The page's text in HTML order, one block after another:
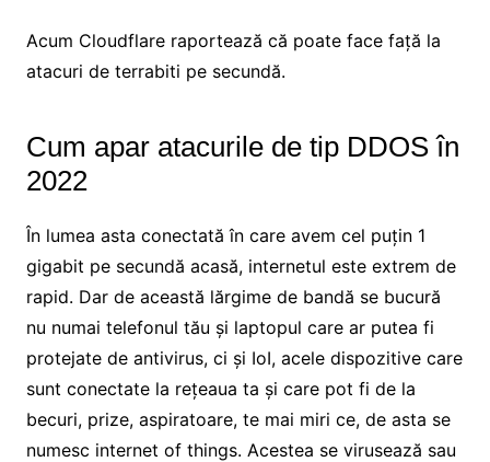
Acum Cloudflare raportează că poate face față la
atacuri de terrabiti pe secundă.
Cum apar atacurile de tip DDOS în
2022
În lumea asta conectată în care avem cel puțin 1
gigabit pe secundă acasă, internetul este extrem de
rapid. Dar de această lărgime de bandă se bucură
nu numai telefonul tău și laptopul care ar putea fi
protejate de antivirus, ci și IoI, acele dispozitive care
sunt conectate la rețeaua ta și care pot fi de la
becuri, prize, aspiratoare, te mai miri ce, de asta se
numesc internet of things. Acestea se virusează sau